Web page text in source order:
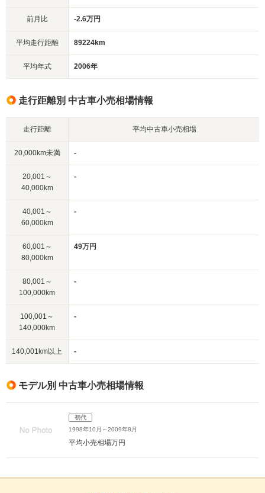
前月比 -2.6万円
平均走行距離 89224km
平均年式 2006年
走行距離別 中古車小売相場情報
走行距離 平均中古車小売相場
20,000km未満 -
20,001～
40,000km
-
40,001～
60,000km
-
60,001～
80,000km
49万円
80,001～
100,000km
-
100,001～
140,000km
-
140,001km以上 -
モデル別 中古車小売相場情報
初代
1998年10月～2009年8月
平均小売相場万円